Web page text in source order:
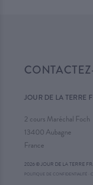
JOUR DE LA TERRE
2 cours Maréchal Foch
13400 Aubagne
France
2026 © JOUR DE LA TERRE
POLITIQUE DE CONFIDENTIALITÉ